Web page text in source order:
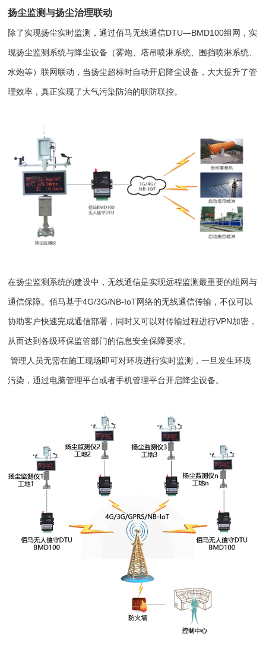
扬尘监测与扬尘治理联动
除了实现扬尘实时监测，通过佰马无线通信DTU—BMD100组网，实
现扬尘监测系统与降尘设备（雾炮、塔吊喷淋系统、围挡喷淋系统、
水炮等）联网联动，当扬尘超标时自动开启降尘设备，大大提升了管
理效率，真正实现了大气污染防治的联防联控。
在扬尘监测系统的建设中，无线通信是实现远程监测最重要的组网与
通信保障。佰马基于4G/3G/NB-IoT网络的无线通信传输，不仅可以
协助客户快速完成通信部署，同时又可以对传输过程进行VPN加密，
从而达到各级环保监管部门的信息安全保障要求。
管理人员无需在施工现场即可对环境进行实时监测，一旦发生环境
污染，通过电脑管理平台或者手机管理平台开启降尘设备。